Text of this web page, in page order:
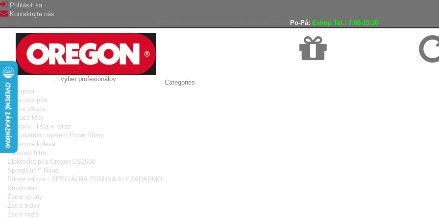
Prihlásiť sa
Kontaktujte nás
Po-Pá: Eshop Tel.: 7:00-15:30
...výber profesionálov
Categories
Kategória
Reťazová píla
Pílové reťaze
Vodiace lišty
Súpravy - lišta + reťaz
Samoostriaci systém PowerSharp
Reťazové kolesá
Palivové filtre
Elektrická píla Oregon CS1500
SpeedCut™ Nano
Pílové reťaze - ŠPECIÁLNA PONUKA 4+1 ZADARMO
Krovinorez
Žacie struny
Žacie hlavy
Žacie nože